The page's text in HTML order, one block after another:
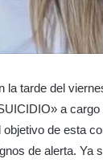
la tarde del
a cargo
objetivo de esta
de alerta. Ya